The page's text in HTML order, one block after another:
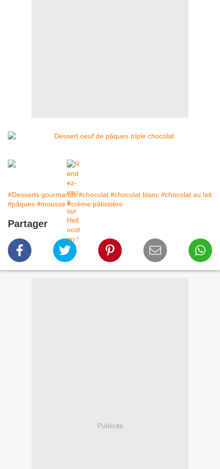
#Desserts gourmands #chocolat #chocolat blanc #chocolat au lait
#pâques #mousse #crème pâtissière
Partager
Publicité